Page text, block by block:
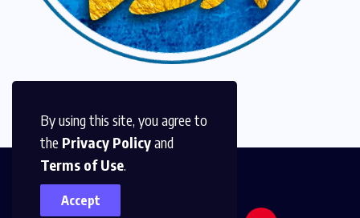
By using this site, you agree to
the Privacy Policyand
Terms of Use.
Accept